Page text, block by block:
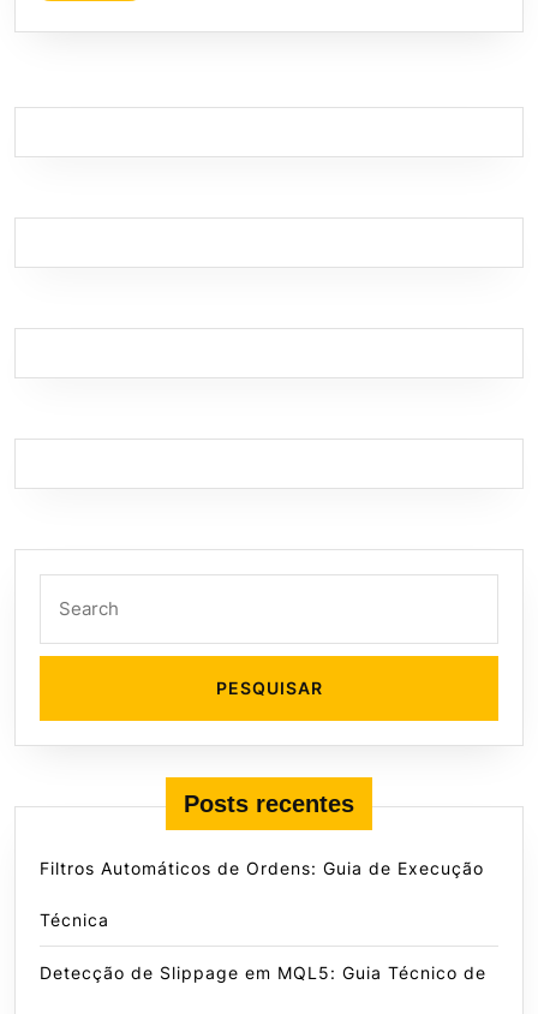
Posts recentes
Filtros Automáticos de Ordens: Guia de Execução
Técnica
Detecção de Slippage em MQL5: Guia Técnico de